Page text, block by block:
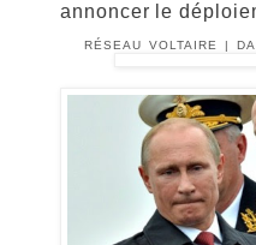
annoncer le
RÉSEAU VOLTAIRE |